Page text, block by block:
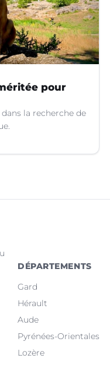
pour
la recherche de
DÉPARTEMENTS
Gard
Hérault
Aude
Pyrénées-Orientales
Lozère